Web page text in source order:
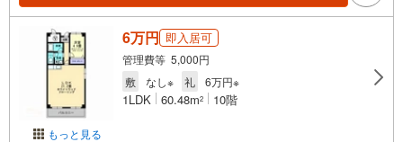
もっと見る
6万円 即入居可
管理費等 5,000円
敷
なし※ 礼 6万円※
1LDK 60.48m2 10階